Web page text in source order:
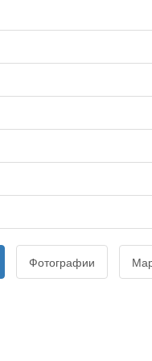
Фотографии